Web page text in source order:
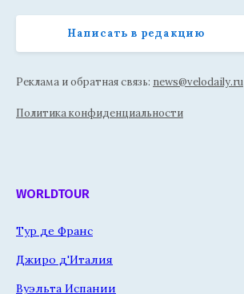
Написать в редакцию
Реклама и обратная связь: news@velodaily.ru
Политика конфиденциальности
WORLDTOUR
Тур де Франс
Джиро д'Италия
Вуэльта Испании